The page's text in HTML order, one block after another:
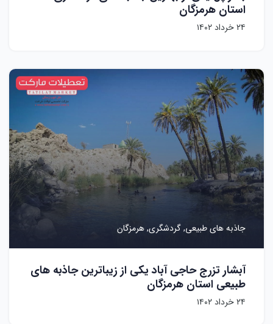
استان هرمزگان
۲۴ خرداد ۱۴۰۲
جاذبه های طبیعی,گردشگری,هرمزگان
آبشار تزرج حاجی آباد یکی از زیباترین جاذبه های
طبیعی استان هرمزگان
۲۴ خرداد ۱۴۰۲